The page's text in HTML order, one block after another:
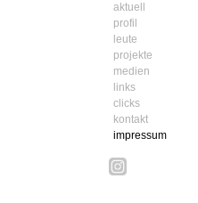
aktuell
profil
leute
projekte
medien
links
clicks
kontakt
impressum